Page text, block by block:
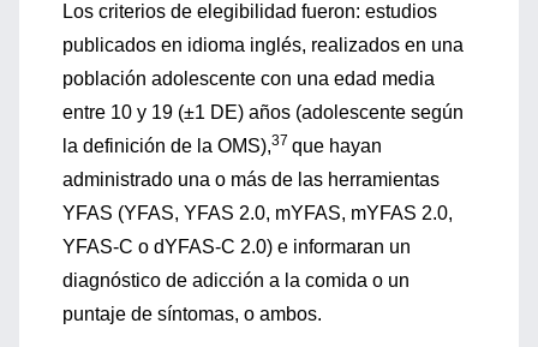
Los criterios de elegibilidad fueron: estudios
publicados en idioma inglés, realizados en una
población adolescente con una edad media
entre 10 y 19 (±1 DE) años (adolescente según
la definición de la OMS),37 que hayan
administrado una o más de las herramientas
YFAS (YFAS, YFAS 2.0, mYFAS, mYFAS 2.0,
YFAS-C o dYFAS-C 2.0) e informaran un
diagnóstico de adicción a la comida o un
puntaje de síntomas, o ambos.